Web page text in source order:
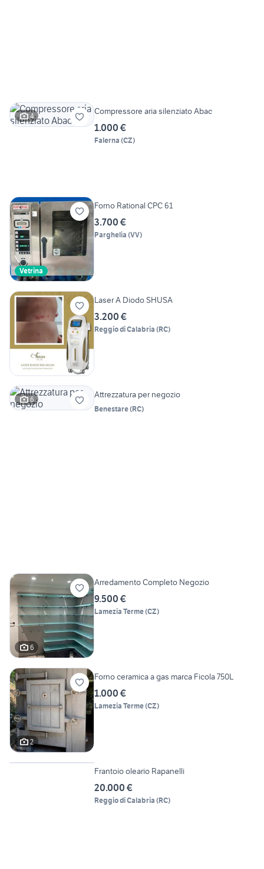
4 Compressore aria silenziato Abac
1.000 €
Falerna (CZ)
Vetrina
Forno Rational CPC 61
3.700 €
Parghelia (VV)
Laser A Diodo SHUSA
3.200 €
Reggio di Calabria (RC)
6 Attrezzatura per negozio
Benestare(RC)
6
Arredamento Completo Negozio
9.500 €
Lamezia Terme(CZ)
2
Forno ceramica a gas marca Ficola 750L
1.000 €
Lamezia Terme(CZ)
Frantoio oleario Rapanelli
20.000 €
Reggio di Calabria (RC)